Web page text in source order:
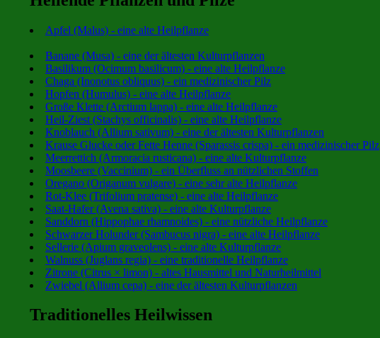
Apfel (Malus) - eine alte Heilpflanze
Banane (Musa) - eine der ältesten Kulturpflanzen
Basilikum (Ocimum basilicum) - eine alte Heilpflanze
Chaga (Inonotus obliquus) - ein medizinischer Pilz
Hopfen (Humulus) - eine alte Heilpflanze
Große Klette (Arctium lappa) - eine alte Heilpflanze
Heil-Ziest (Stachys officinalis) - eine alte Heilpflanze
Knoblauch (Allium sativum) - eine der ältesten Kulturpflanzen
Krause Glucke oder Fette Henne (Sparassis crispa) - ein medizinischer Pilz
Meerrettich (Armoracia rusticana) - eine alte Kulturpflanze
Moosbeere (Vaccinium) - ein Überfluss an nützlichen Stoffen
Oregano (Origanum vulgare) - eine sehr alte Heilpflanze
Rot-Klee (Trifolium pratense) - eine alte Heilpflanze
Saat-Hafer (Avena sativa) - eine alte Kulturpflanze
Sanddorn (Hippophae rhamnoides) - eine nützliche Heilpflanze
Schwarzer Holunder (Sambucus nigra) - eine alte Heilpflanze
Sellerie (Apium graveolens) - eine alte Kulturpflanze
Walnuss (Juglans regia) - eine traditionelle Heilpflanze
Zitrone (Citrus × limon) - altes Hausmittel und Naturheilmittel
Zwiebel (Allium cepa) - eine der ältesten Kulturpflanzen
Traditionelles Heilwissen